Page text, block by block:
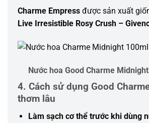
Charme Empress được sản xuất
Live Irresistible Rosy Crush –
Nước hoa Good Charme
4. Cách sử dụng Good
thơm lâu
Làm sạch cơ thể trước khi dùng